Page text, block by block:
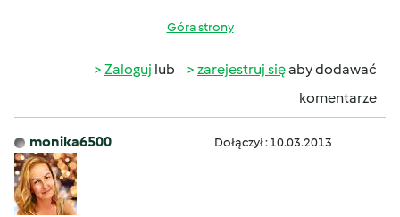
Góra strony
Zaloguj lub zarejestruj sięaby dodawać
komentarze
monika6500 Dołączył : 10.03.2013